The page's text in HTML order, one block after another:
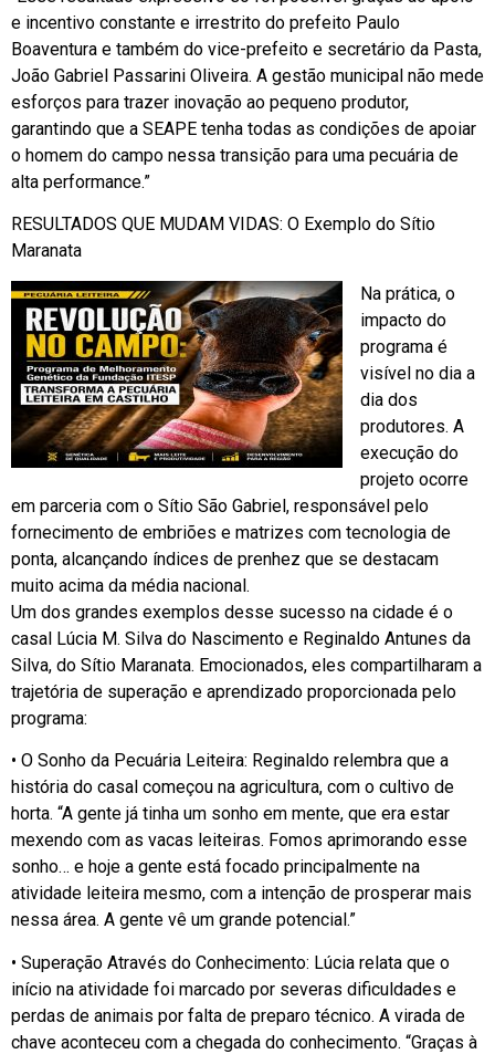
e incentivo constante e irrestrito do prefeito Paulo
Boaventura e também do vice-prefeito e secretário da Pasta,
João Gabriel Passarini Oliveira. A gestão municipal não mede
esforços para trazer inovação ao pequeno produtor,
garantindo que a SEAPE tenha todas as condições de apoiar
o homem do campo nessa transição para uma pecuária de
alta performance.”
RESULTADOS QUE MUDAM VIDAS: O Exemplo do Sítio
Maranata
Na prática, o
impacto do
programa é
visível no dia a
dia dos
produtores. A
execução do
projeto ocorre
em parceria com o Sítio São Gabriel, responsável pelo
fornecimento de embriões e matrizes com tecnologia de
ponta, alcançando índices de prenhez que se destacam
muito acima da média nacional.
Um dos grandes exemplos desse sucesso na cidade é o
casal Lúcia M. Silva do Nascimento e Reginaldo Antunes da
Silva, do Sítio Maranata. Emocionados, eles compartilharam a
trajetória de superação e aprendizado proporcionada pelo
programa:
• O Sonho da Pecuária Leiteira: Reginaldo relembra que a
história do casal começou na agricultura, com o cultivo de
horta. “A gente já tinha um sonho em mente, que era estar
mexendo com as vacas leiteiras. Fomos aprimorando esse
sonho… e hoje a gente está focado principalmente na
atividade leiteira mesmo, com a intenção de prosperar mais
nessa área. A gente vê um grande potencial.”
• Superação Através do Conhecimento: Lúcia relata que o
início na atividade foi marcado por severas dificuldades e
perdas de animais por falta de preparo técnico. A virada de
chave aconteceu com a chegada do conhecimento. “Graças à